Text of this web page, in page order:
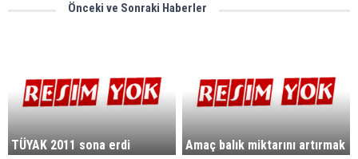
Önceki ve Sonraki Haberler
TÜYAK 2011 sona erdi Amaç balık miktarını artırmak